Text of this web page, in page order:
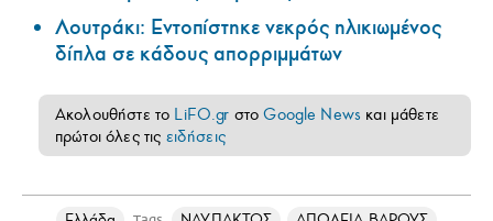
Λουτράκι: Εντοπίστηκε νεκρός ηλικιωμένος
δίπλα σε κάδους απορριμμάτων
Ακολουθήστε το LiFO.gr στοGoogle News και μάθετε
πρώτοι όλες τις ειδήσεις